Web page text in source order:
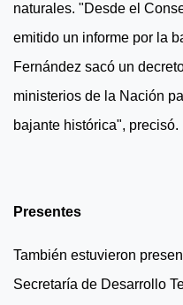
naturales. "Desde el
emitido un informe por la
Fernández sacó un
ministerios de la Nación
bajante histórica", precisó.
Presentes
También estuvieron
Secretaría de Desarrollo